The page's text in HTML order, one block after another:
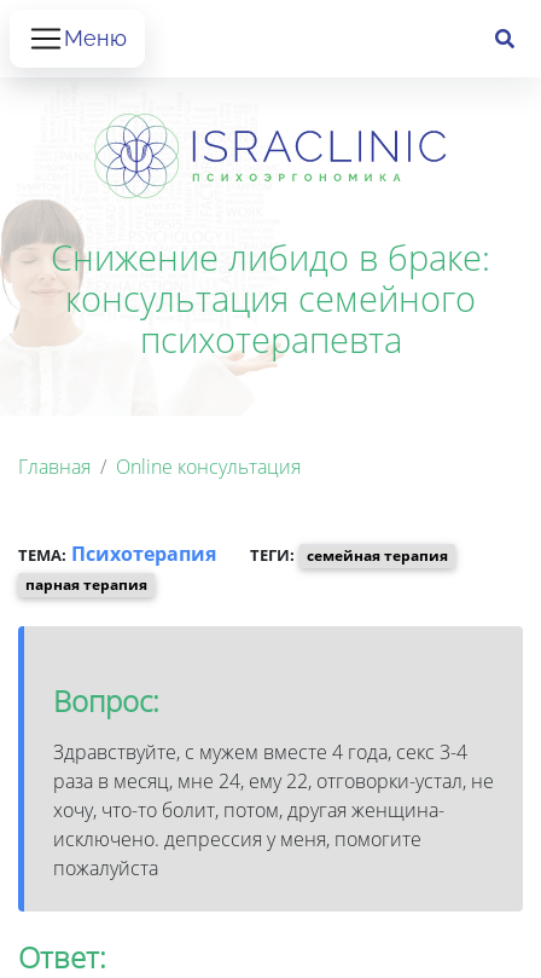
Меню
Снижение либидо в браке:
консультация семейного
психотерапевта
Главная Online консультация
ТЕМА: Психотерапия ТЕГИ:
семейная терапия
парная терапия
Вопрос:
Здравствуйте, с мужем вместе 4 года, секс 3-4
раза в месяц, мне 24, ему 22, отговорки-устал, не
хочу, что-то болит, потом, другая женщина-
исключено. депрессия у меня, помогите
пожалуйста
Ответ: